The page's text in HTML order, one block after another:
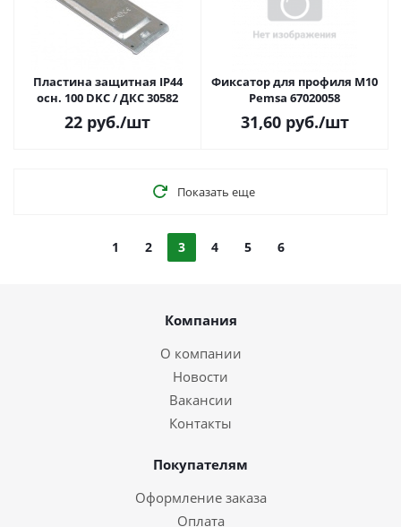
Пластина защитная IP44
осн. 100 DKC / ДКС 30582
22 руб./шт
Фиксатор для профиля M10
Pemsa 67020058
31,60руб./шт
Показать еще
1 2 3 4 5 6
Компания
О компании
Новости
Вакансии
Контакты
Покупателям
Оформление заказа
Оплата